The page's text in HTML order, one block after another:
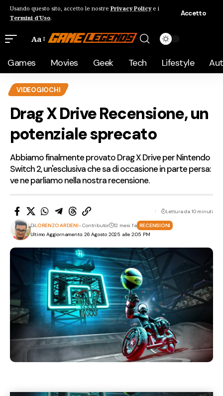
Usando questo sito, accetto le nostre Privacy Policye i
Termini d'Uso.
Accetto
Aa
Games Movies Geek Tech Lifestyle
VIDEOGIOCHI
Drag X Drive Recensione, un
potenziale sprecato
Abbiamo finalmente provato Drag X Drive per Nintendo
Switch 2, un'esclusiva che sa di occasione in parte persa:
ve ne parliamo nella nostra recensione.
Ultimo Aggiornamento: 26 Agosto 2025 alle 2:05 PM
DiLORENZO ARDENI- Contributor 12 mesi fa RECENSIONI
Lettura da 10 minuti